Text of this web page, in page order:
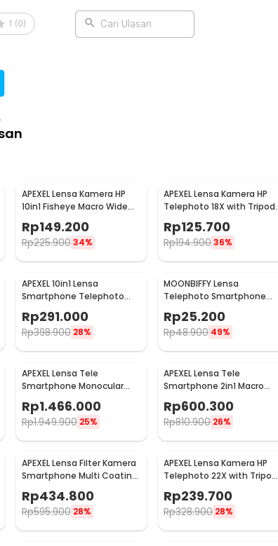
1 (0) Cari Ulasan
APEXEL Lensa Kamera HP
10in1 Fisheye Macro Wide
DG10
Rp149.200
Rp225.900 34%
APEXEL Lensa Kamera HP
Telephoto 18X with Tripod
Rp125.700
Rp194.90036%
APEXEL 10in1 Lensa
Smartphone Telephoto
22XDG9
Rp291.000
Rp398.900 28%
MOONBIFFY Lensa
Telephoto Smartphone
8X - DW4638
Rp25.200
Rp48.900 49%
APEXEL Lensa Tele
Smartphone Monocular
Telephoto 50X with Tripod
- APL-T50XJJ029
Rp1.466.000
Rp1.949.900 25%
APEXEL Lensa Tele
Smartphone 2in1 Macro
Lens Telephoto Zoom -
APL-TM6
Rp600.300
Rp810.900 26%
APEXEL Lensa Filter Kamera
Smartphone Multi Coating
UV/CPL/ND 67mm - APL-
67FL3N
Rp434.800
Rp595.900 28%
APEXEL Lensa Kamera HP
Telephoto 22X with Tripod
dan Universal Klip - APL-
22XZJ
Rp239.700
Rp328.900 28%